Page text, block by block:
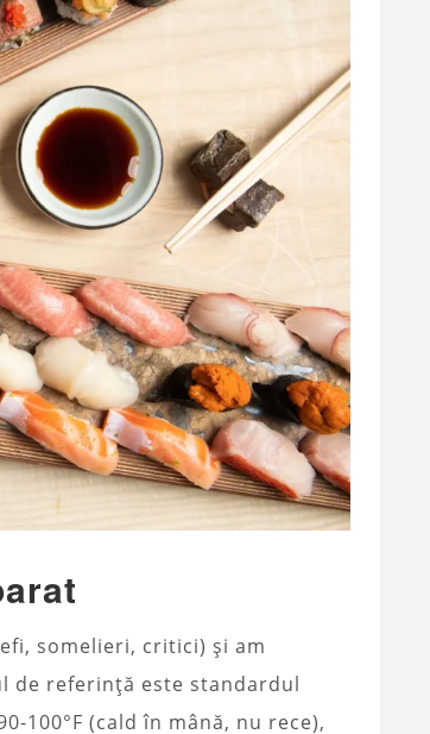
somelieri, critici) și am
de referință este standardul
100°F (cald în mână, nu rece),